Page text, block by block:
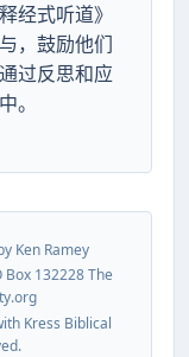
经式听道》
，鼓励他们
过反思和应
。
Ken Ramey
Box 132228 The
Kress Biblical